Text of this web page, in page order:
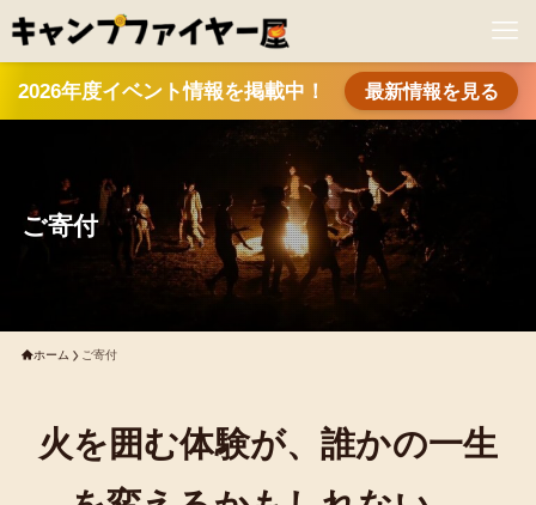
2026年度イベント情報を掲載中！ 最新情報を見る
ご寄付
ホーム ご寄付
火を囲む体験が、誰かの一生